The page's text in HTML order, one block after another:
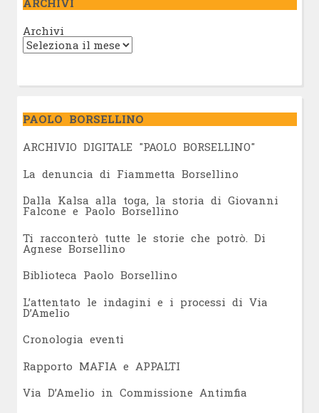
Archivi
PAOLO BORSELLINO
ARCHIVIO DIGITALE "PAOLO BORSELLINO"
La denuncia di Fiammetta Borsellino
Dalla Kalsa alla toga, la storia di Giovanni
Falcone e Paolo Borsellino
Ti racconterò tutte le storie che potrò. Di
Agnese Borsellino
Biblioteca Paolo Borsellino
L’attentato le indagini e i processi di Via
D’Amelio
Cronologia eventi
Rapporto MAFIA e APPALTI
Via D’Amelio in Commissione Antimfia